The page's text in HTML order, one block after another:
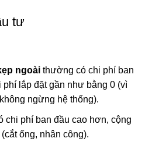
tư
ngoài thường có chi phí ban
lắp đặt gần như bằng 0 (vì
ngừng hệ thống).
chi phí ban đầu cao hơn, cộng
ống, nhân công).